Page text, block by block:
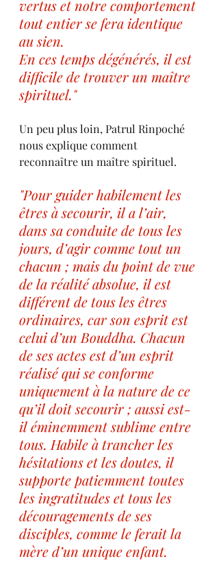
vertus et notre comportement
tout entier se fera identique
au sien.
En ces temps dégénérés, il est
difficile de trouver un maître
spirituel."
Un peu plus loin, Patrul Rinpoché
nous explique comment
reconnaître un maître spirituel.
"Pour guider habilement les
êtres à secourir, il a l’air,
dans sa conduite de tous les
jours, d’agir comme tout un
chacun ; mais du point de vue
de la réalité absolue, il est
différent de tous les êtres
ordinaires, car son esprit est
celui d’un Bouddha. Chacun
de ses actes est d’un esprit
réalisé qui se conforme
uniquement à la nature de ce
qu’il doit secourir ; aussi est-
il éminemment sublime entre
tous. Habile à trancher les
hésitations et les doutes, il
supporte patiemment toutes
les ingratitudes et tous les
découragements de ses
disciples, comme le ferait la
mère d’un unique enfant.